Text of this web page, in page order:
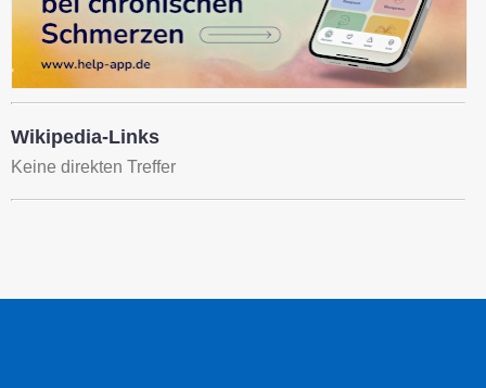
Wikipedia-Links
Keine direkten Treffer